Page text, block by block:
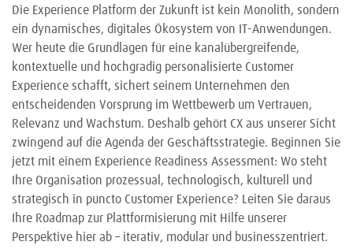
Die Experience Platform der Zukunft ist kein Monolith, sondern
ein dynamisches, digitales Ökosystem von IT-Anwendungen.
Wer heute die Grundlagen für eine kanalübergreifende,
kontextuelle und hochgradig personalisierte Customer
Experience schafft, sichert seinem Unternehmen den
entscheidenden Vorsprung im Wettbewerb um Vertrauen,
Relevanz und Wachstum. Deshalb gehört CX aus unserer Sicht
zwingend auf die Agenda der Geschäftsstrategie. Beginnen Sie
jetzt mit einem Experience Readiness Assessment: Wo steht
Ihre Organisation prozessual, technologisch, kulturell und
strategisch in puncto Customer Experience? Leiten Sie daraus
Ihre Roadmap zur Plattformisierung mit Hilfe unserer
Perspektive hier ab – iterativ, modular und businesszentriert.